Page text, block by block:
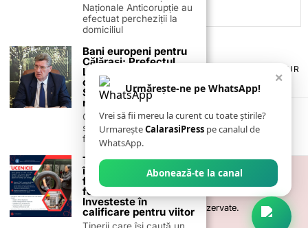
TERMENI ȘI CONDIȚII
POLITICA DE ANULARE & RETUR
PUBLICITATE ONLINE & TIPĂRITĂ
CONTACT
ZIARUL ANUNȚUL CĂLĂRĂȘEAN
© 2026- Toate drepturile sunt rezervate.
×
Urmărește-ne pe WhatsApp!
Vrei să fii mereu la curent cu toate știrile?
UrmareșteCalarasiPress pe canalul de
WhatsApp.
Abonează-te la canal
Naționale Anticorupție au
efectuat percheziții la
domiciliul
Bani europeni pentru
Călărași: Prefectul
Laurențiu State anunță
colaborarea cu ADR
Sud-Muntenia pentru
noi finanțări
Călărașul se pregătește
să intre pe harta
finanțărilor europene, cu
Tinerii din Călărași pot
învăța o meserie și pot
fi plătiți în timpul
formării. START –
Investeste în
calificare pentru viitor